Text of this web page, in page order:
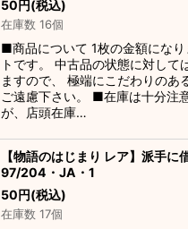
50円(税込)
在庫数 16個
■商品について 1枚の金額にな
トです。 中古品の状態に対して
ますので、 極端にこだわりのあ
ご遠慮下さい。 ■在庫は十分注
が、店頭在庫…
【物語のはじまり レア】派手
97/204・JA・1
50円(税込)
在庫数 17個